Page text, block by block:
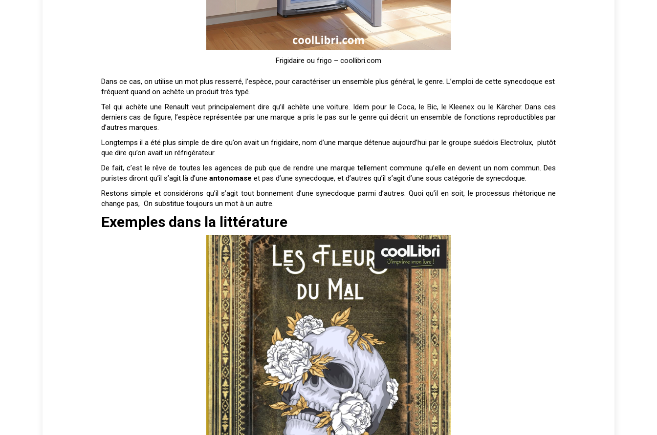
Frigidaire ou frigo – coollibri.com
Dans ce cas, on utilise un mot plus resserré, l’espèce, pour caractériser un ensemble plus général, le genre. L’emploi de cette synecdoque est
fréquent quand on achète un produit très typé.
Tel qui achète une Renault veut principalement dire qu’il achète une voiture. Idem pour le Coca, le Bic, le Kleenex ou le Kärcher. Dans ces
derniers cas de figure, l’espèce représentée par une marque a pris le pas sur le genre qui décrit un ensemble de fonctions reproductibles par
d’autres marques.
Longtemps il a été plus simple de dire qu’on avait un frigidaire, nom d’une marque détenue aujourd’hui par le groupe suédois Electrolux, plutôt
que dire qu’on avait un réfrigérateur.
De fait, c’est le rêve de toutes les agences de pub que de rendre une marque tellement commune qu’elle en devient un nom commun. Des
puristes diront qu’il s’agit là d’une antonomase et pas d’une synecdoque, et d’autres qu’il s’agit d’une sous catégorie de synecdoque.
Restons simple et considérons qu’il s’agit tout bonnement d’une synecdoque parmi d’autres. Quoi qu’il en soit, le processus rhétorique ne
change pas, On substitue toujours un mot à un autre.
Exemples dans la littérature